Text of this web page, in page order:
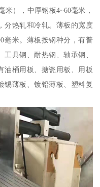
米），中厚钢板4~60毫米，
分热轧和冷轧。薄板的宽度
毫米。薄板按钢种分，有普
具钢、耐热钢、轴承钢、
油桶用板、搪瓷用板、用板
锡薄板、镀铅薄板、塑料复